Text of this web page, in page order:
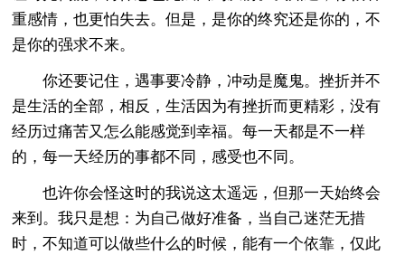
重感情，也更怕失去。但是，是你的终究还是你的，不
是你的强求不来。
你还要记住，遇事要冷静，冲动是魔鬼。挫折并不
是生活的全部，相反，生活因为有挫折而更精彩，没有
经历过痛苦又怎么能感觉到幸福。每一天都是不一样
的，每一天经历的事都不同，感受也不同。
也许你会怪这时的我说这太遥远，但那一天始终会
来到。我只是想：为自己做好准备，当自己迷茫无措
时，不知道可以做些什么的时候，能有一个依靠，仅此